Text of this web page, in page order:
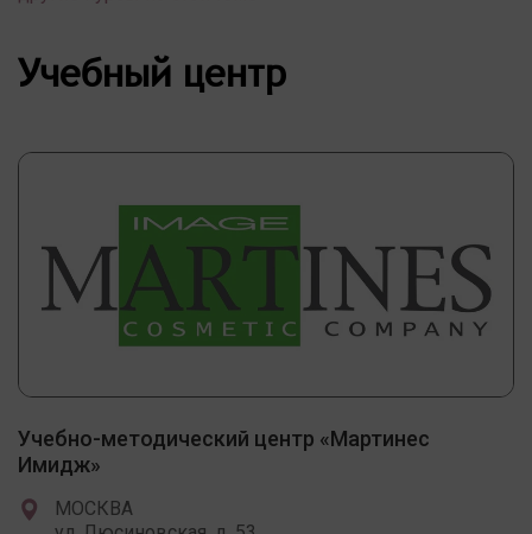
Учебный центр
Учебно-методический центр «Мартинес
Имидж»
МОСКВА